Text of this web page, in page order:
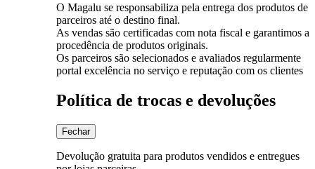
O Magalu se responsabiliza pela entrega dos produtos de
parceiros até o destino final.
As vendas são certificadas com nota fiscal e garantimos a
procedência de produtos originais.
Os parceiros são selecionados e avaliados regularmente
portal excelência no serviço e reputação com os clientes
Política de trocas e devoluções
Fechar
Devolução gratuita para produtos vendidos e entregues